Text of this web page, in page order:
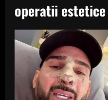
operatii estetice